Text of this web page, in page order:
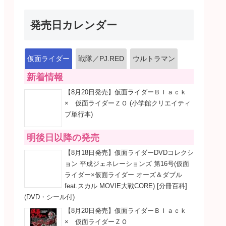
発売日カレンダー
仮面ライダー 戦隊／PJ.RED ウルトラマン
新着情報
【8月20日発売】仮面ライダーＢｌａｃｋ
× 仮面ライダーＺＯ (小学館クリエイティ
ブ単行本)
明後日以降の発売
【8月18日発売】仮面ライダーDVDコレクシ
ョン 平成ジェネレーションズ 第16号(仮面
ライダー×仮面ライダー オーズ＆ダブル
feat.スカル MOVIE大戦CORE) [分冊百科]
(DVD・シール付)
【8月20日発売】仮面ライダーＢｌａｃｋ
× 仮面ライダーＺＯ